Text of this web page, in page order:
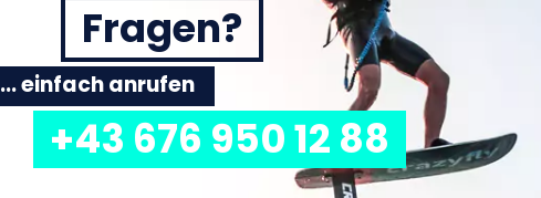
Fragen?
... einfach anrufen
+43 676 950 12 88